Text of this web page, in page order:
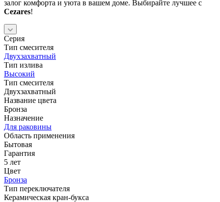
залог комфорта и уюта в вашем доме. Выбирайте лучшее с
Cezares!
Серия
Тип смесителя
Двухзахватный
Тип излива
Высокий
Тип смесителя
Двухзахватный
Название цвета
Бронза
Назначение
Для раковины
Область применения
Бытовая
Гарантия
5 лет
Цвет
Бронза
Тип переключателя
Керамическая кран-букса